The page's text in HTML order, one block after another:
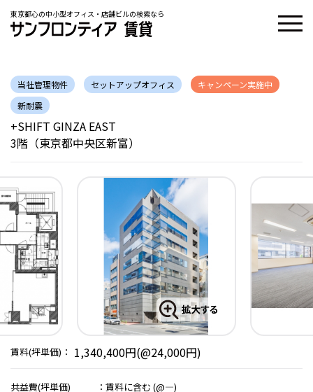
東京都心の中小型オフィス・店舗ビルの検索なら
当社管理物件 セットアップオフィス
キャンペーン実施中
新耐震
+SHIFT GINZA EAST
3階（東京都中央区新富）
賃料(坪単価)： 1,340,400円(@24,000円)
共益費(坪単価) ： 賃料に含む (@―)